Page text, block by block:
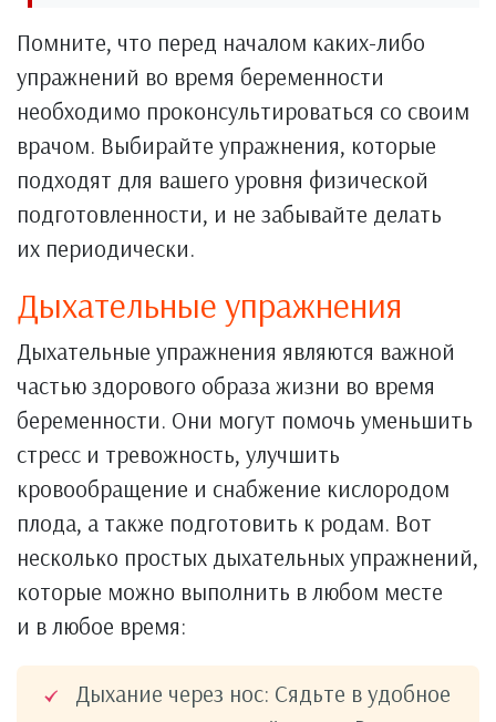
Помните, что перед началом каких-либо
упражнений во время беременности
необходимо проконсультироваться со своим
врачом. Выбирайте упражнения, которые
подходят для вашего уровня физической
подготовленности, и не забывайте делать
их периодически.
Дыхательные упражнения
Дыхательные упражнения являются важной
частью здорового образа жизни во время
беременности. Они могут помочь уменьшить
стресс и тревожность, улучшить
кровообращение и снабжение кислородом
плода, а также подготовить к родам. Вот
несколько простых дыхательных упражнений,
которые можно выполнить в любом месте
и в любое время:
Дыхание через нос: Сядьте в удобное